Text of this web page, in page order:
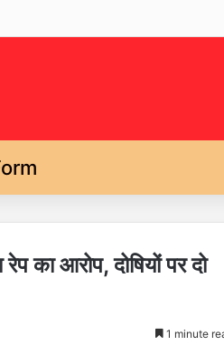
का आरोप, दोषियों पर दो
1 minute